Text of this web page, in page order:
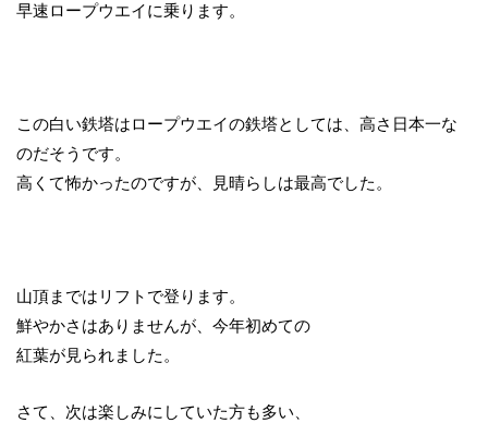
早速ロープウエイに乗ります。
この白い鉄塔はロープウエイの鉄塔としては、高さ日本一な
のだそうです。
高くて怖かったのですが、見晴らしは最高でした。
山頂まではリフトで登ります。
鮮やかさはありませんが、今年初めての
紅葉が見られました。
さて、次は楽しみにしていた方も多い、